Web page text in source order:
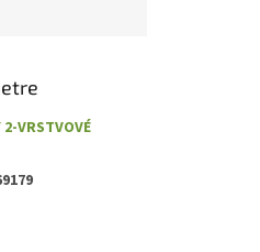
VRSTVOVÉ